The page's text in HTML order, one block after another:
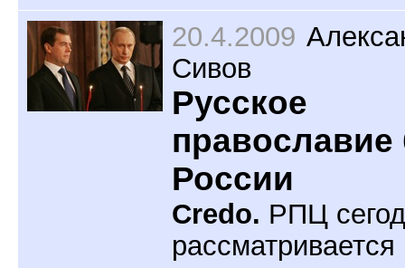
20.4.2009
Сивов
Русское
православие
России
Credo. РПЦ
рассматривается